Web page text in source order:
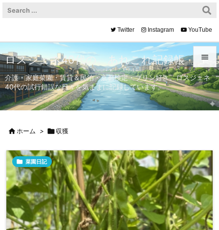


メニュ

サイド

次へ

検索
Twitter Instagram YouTube
ロスジェネ40代の、あれこれ記録帳
介護・家庭菜園・賃貸＆民泊・京都検定・プリン好き。ロスジェネ
40代の試行錯誤な日々を気ままに記録しています。
ホーム > 収獲
 菜園日記